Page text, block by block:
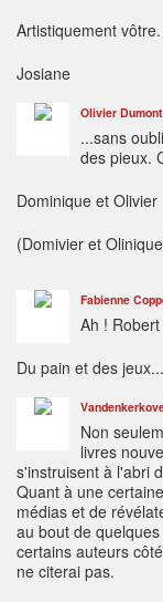
Artistiquement vôtre.
Josiane
Olivier Dumont
...sans
des pieux.
Dominique et Olivier
(Domivier et
Fabienne
Ah ! Robert
Du pain et des jeux...
Non
livres
s'instruisent à l'abri
Quant à une
médias et de
au bout de
certains auteurs
ne citerai pas.